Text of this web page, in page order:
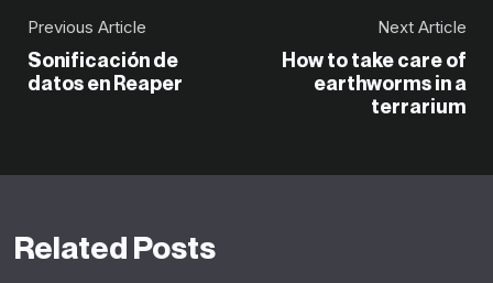
Previous Article
Sonificación de
datos en Reaper
Next Article
How to take care of
earthworms in a
terrarium
Related Posts